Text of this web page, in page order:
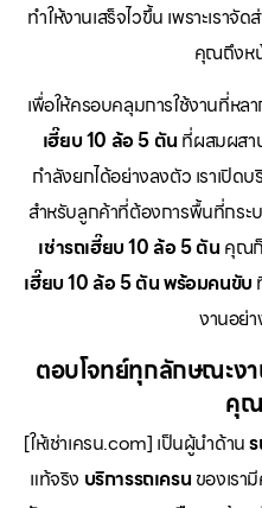
ทำให้งานเสร็จไวขึ้น เพราะเราจัด
คุณถึงห
เพื่อให้ครอบคลุมการใช้งานที่หล
เฮี๊ยบ 10 ล้อ 5 ตัน ที่ผสมผสา
กำลังยกได้อย่างลงตัว เราเปิดบ
สำหรับลูกค้าที่ต้องการพื้นที่กระ
เช่ารถเฮี๊ยบ 10 ล้อ 5 ตัน คุณก็
เฮี๊ยบ 10 ล้อ 5 ตัน พร้อมคนขับ
งานอย่
ตอบโจทย์ทุกลักษณะง
คุ
[ให้เช่าเครน.com] เป็นผู้นำด้าน
แท้จริง บริการรถเครน ของเร